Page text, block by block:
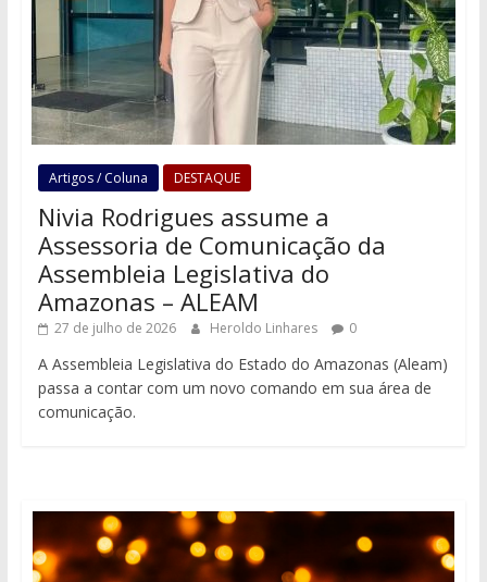
Artigos / Coluna DESTAQUE
Nivia Rodrigues assume a
Assessoria de Comunicação da
Assembleia Legislativa do
Amazonas – ALEAM
27 de julho de 2026 Heroldo Linhares 0
A Assembleia Legislativa do Estado do Amazonas (Aleam)
passa a contar com um novo comando em sua área de
comunicação.